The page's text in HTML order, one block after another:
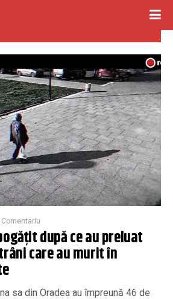
Comentariu
după ce au preluat
care au murit în
sa din Oradea au împreună 46 de